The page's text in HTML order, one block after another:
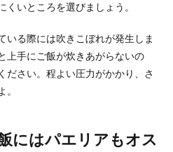
いところを選びましょう。
いる際には吹きこぼれが発生しま
上手にご飯が炊きあがらないの
ださい。程よい圧力がかかり、さ
にはパエリアもオス